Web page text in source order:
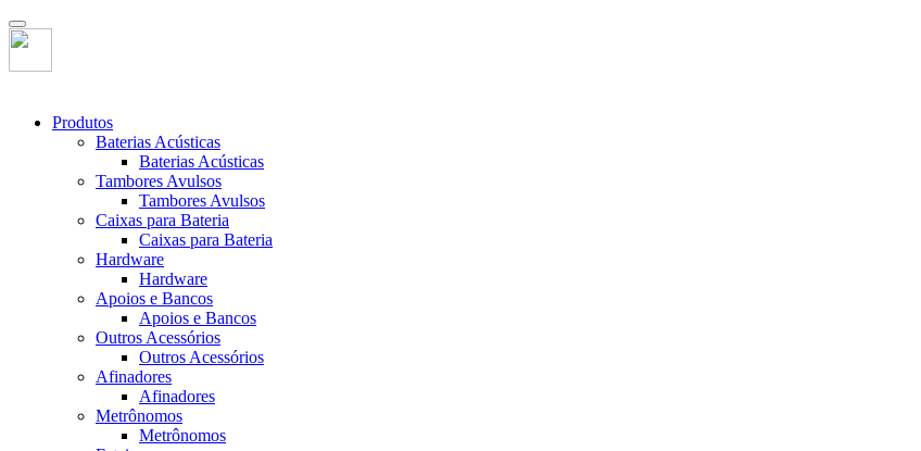
Produtos
Baterias Acústicas
Baterias Acústicas
Tambores Avulsos
Tambores Avulsos
Caixas para Bateria
Caixas para Bateria
Hardware
Hardware
Apoios e Bancos
Apoios e Bancos
Outros Acessórios
Outros Acessórios
Afinadores
Afinadores
Metrônomos
Metrônomos